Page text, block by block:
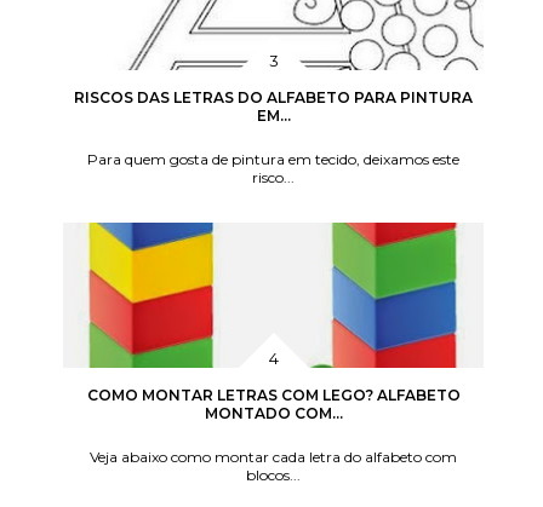
RISCOS DAS LETRAS DO ALFABETO PARA PINTURA
EM...
Para quem gosta de pintura em tecido, deixamos este
risco...
COMO MONTAR LETRAS COM LEGO? ALFABETO
MONTADO COM...
Veja abaixo como montar cada letra do alfabeto com
blocos...